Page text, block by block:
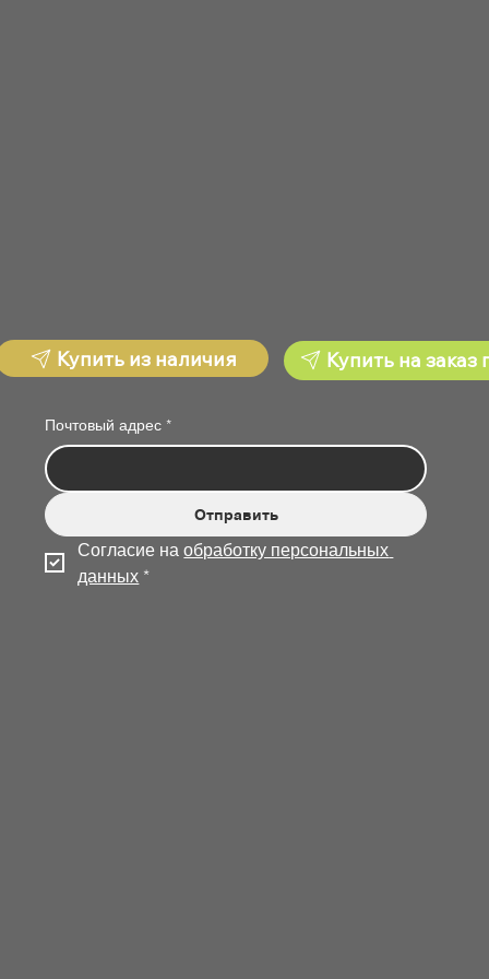
Почтовый адрес *
Отправить
Согласие на обработку персональных
данных *
Купить из наличия Купить на